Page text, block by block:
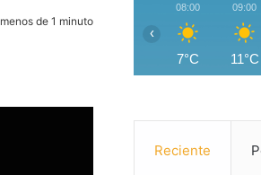
menos de 1 minuto
08:00
7°C
09:00
11°C
‹
Reciente